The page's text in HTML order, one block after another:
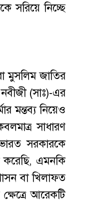
সরিয়ে নিচ্ছে
মুসলিম জাতির
(সাঃ)-এর
মন্তব্য নিয়েও
সাধারণ
সরকারকে
করেছি, এমনকি
বা খিলাফত
আরেকটি